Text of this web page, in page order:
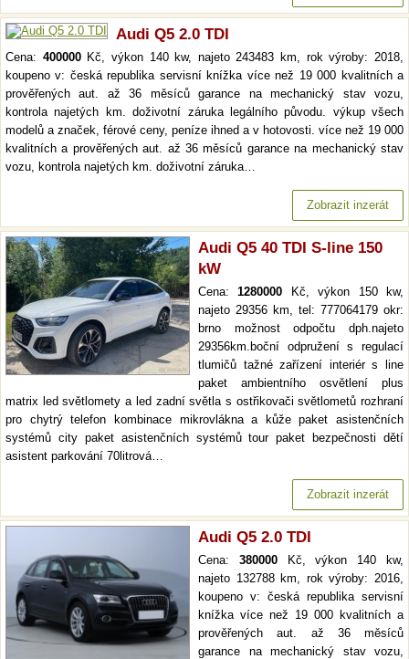
Audi Q5 2.0 TDI
Cena: 400000Kč, výkon 140 kw, najeto 243483 km, rok výroby: 2018,
koupeno v: česká republika servisní knížka více než 19 000 kvalitních a
prověřených aut. až 36 měsíců garance na mechanický stav vozu,
kontrola najetých km. doživotní záruka legálního původu. výkup všech
modelů a značek, férové ceny, peníze ihned a v hotovosti. více než 19 000
kvalitních a prověřených aut. až 36 měsíců garance na mechanický stav
vozu, kontrola najetých km. doživotní záruka…
Zobrazit inzerát
Audi Q5 40 TDI S-line 150
kW
Cena:1280000 Kč, výkon 150 kw,
najeto 29356 km, tel: 777064179 okr:
brno možnost odpočtu dph.najeto
29356km.boční odpružení s regulací
tlumičů tažné zařízení interiér s line
paket ambientního osvětlení plus
matrix led světlomety a led zadní světla s ostřikovači světlometů rozhraní
pro chytrý telefon kombinace mikrovlákna a kůže paket asistenčních
systémů city paket asistenčních systémů tour paket bezpečnosti dětí
asistent parkování 70litrová…
Zobrazit inzerát
Audi Q5 2.0 TDI
Cena: 380000Kč, výkon 140 kw,
najeto 132788 km, rok výroby: 2016,
koupeno v: česká republika servisní
knížka více než 19 000 kvalitních a
prověřených aut. až 36 měsíců
garance na mechanický stav vozu,